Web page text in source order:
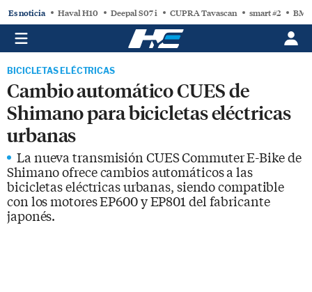
Es noticia Haval H10 Deepal S07 i CUPRA Tavascan smart #2
BICICLETAS ELÉCTRICAS
Cambio automático CUES de
Shimano para bicicletas eléctricas
urbanas
La nueva transmisión CUES Commuter E-Bike de
Shimano ofrece cambios automáticos a las
bicicletas eléctricas urbanas, siendo compatible
con los motores EP600 y EP801 del fabricante
japonés.